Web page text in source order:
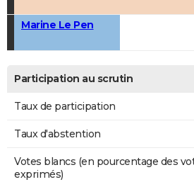
Marine Le Pen
Participation au scrutin
Taux de participation
Taux d'abstention
Votes blancs (en pourcentage des
exprimés)